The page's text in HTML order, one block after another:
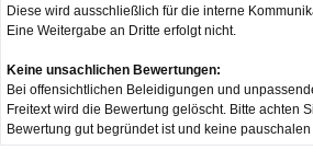
Diese wird ausschließlich für die interne
Eine Weitergabe an Dritte erfolgt nicht.
Keine unsachlichen Bewertungen:
Bei offensichtlichen Beleidigungen und
Freitext wird die Bewertung gelöscht. Bitte achten
Bewertung gut begründet ist und keine